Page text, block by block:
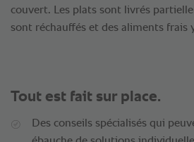
couvert. Les plats sont livrés
sont réchauffés et des aliments frais
Tout est fait sur place.
Des conseils spécialisés qui